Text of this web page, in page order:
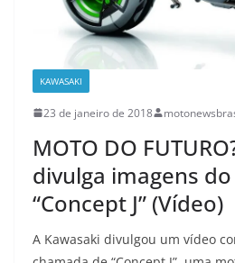
KAWASAKI
23 de janeiro de 2018
MOTO DO
divulga imagens
“Concept J” (Vídeo)
A Kawasaki divulgou um vídeo